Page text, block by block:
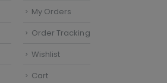
My Orders
Order Tracking
Wishlist
Cart